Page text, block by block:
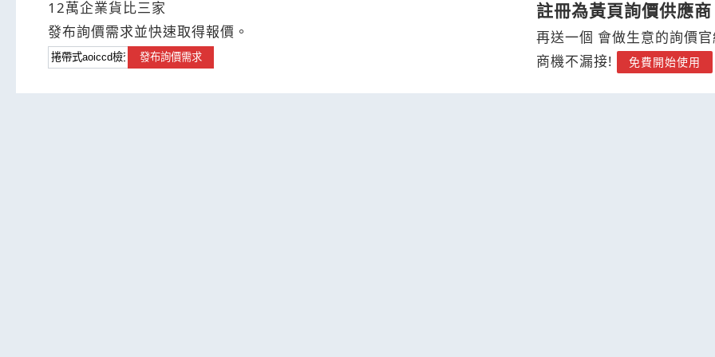
12萬企業貨比三家
發布詢價需求並快速取得報價。
發布詢價需求
註冊為黃頁詢價供應商
再送一個 會做生意的詢價
商機不漏接!
免費開始使用